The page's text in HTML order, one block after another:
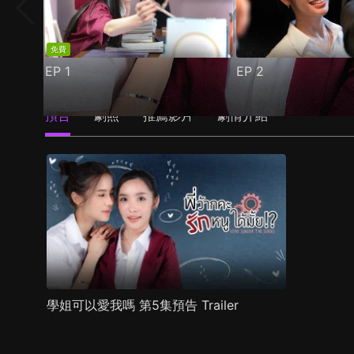
免費
EP 1 EP2
預告 劇照 推薦影片 劇情介紹
學姐可以愛我嗎 第5集預告 Trailer